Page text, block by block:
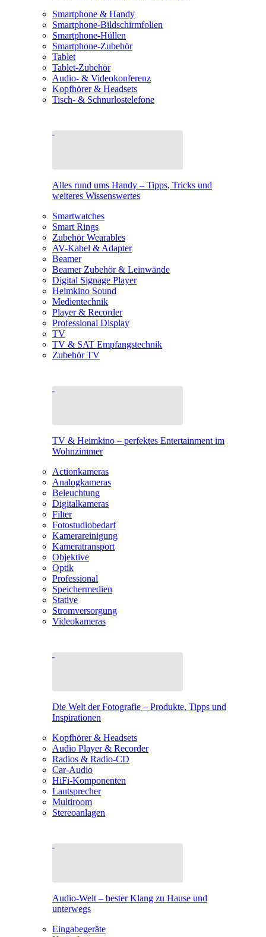
Smartphone & Handy
Smartphone-Bildschirmfolien
Smartphone-Hüllen
Smartphone-Zubehör
Tablet
Tablet-Zubehör
Audio- & Videokonferenz
Kopfhörer & Headsets
Tisch- & Schnurlostelefone
Alles rund ums Handy – Tipps, Tricks und
weiteres Wissenswertes
Smartwatches
Smart Rings
Zubehör Wearables
AV-Kabel & Adapter
Beamer
Beamer Zubehör & Leinwände
Digital Signage Player
Heimkino Sound
Medientechnik
Player & Recorder
Professional Display
TV
TV & SAT Empfangstechnik
Zubehör TV
TV & Heimkino – perfektes Entertainment im
Wohnzimmer
Actionkameras
Analogkameras
Beleuchtung
Digitalkameras
Filter
Fotostudiobedarf
Kamerareinigung
Kameratransport
Objektive
Optik
Professional
Speichermedien
Stative
Stromversorgung
Videokameras
Die Welt der Fotografie – Produkte, Tipps und
Inspirationen
Kopfhörer & Headsets
Audio Player & Recorder
Radios & Radio-CD
Car-Audio
HiFi-Komponenten
Lautsprecher
Multiroom
Stereoanlagen
Audio-Welt – bester Klang zu Hause und
unterwegs
Eingabegeräte